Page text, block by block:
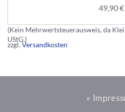
49,90€
(Kein Mehrwertsteuerausweis, da
UStG.)
zzgl.Versandkosten
»